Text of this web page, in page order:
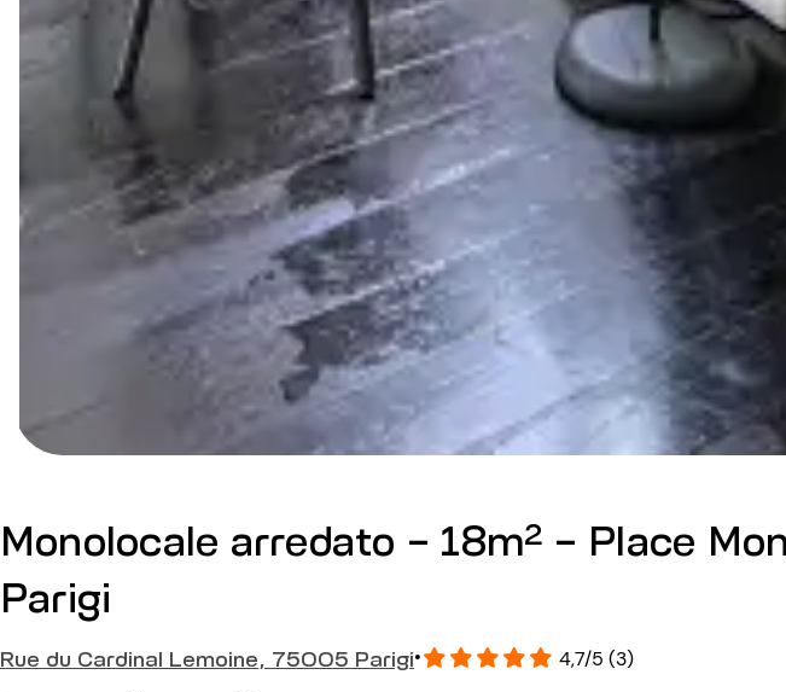
Monolocale arredato - 18m² - Place
Parigi
Rue du Cardinal Lemoine, 75005 Parigi•
4,7/5 (3)